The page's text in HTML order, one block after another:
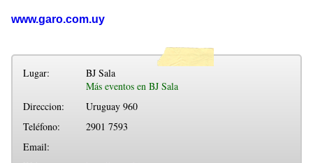
www.garo.com.uy
Lugar:
BJ Sala
Más eventos en BJ Sala
Direccion:
Uruguay 960
Teléfono:
2901 7593
Email: